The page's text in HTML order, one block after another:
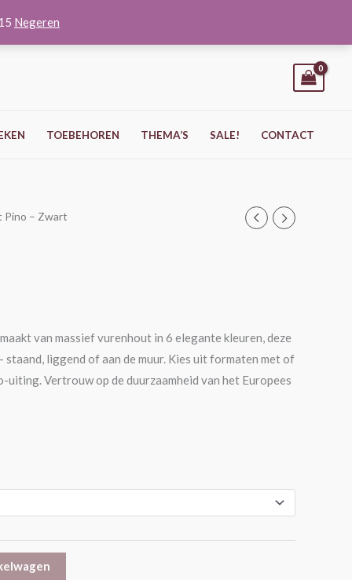
Negeren
TOEBEHOREN THEMA’S SALE! CONTACT
– Zwart
van massief vurenhout in 6 elegante kleuren, deze
liggend of aan de muur. Kies uit formaten met of
Vertrouw op de duurzaamheid van het Europees